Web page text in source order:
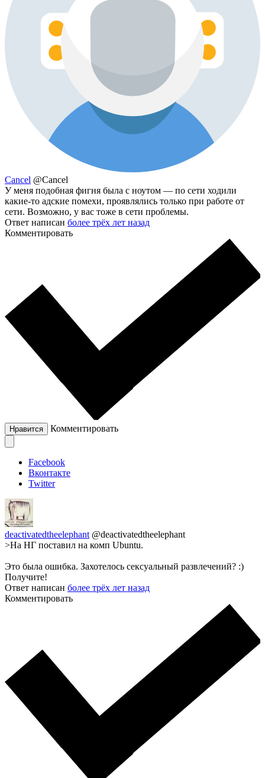
Cancel @Cancel
У меня подобная фигня была с ноутом — по сети ходили
какие-то адские помехи, проявлялись только при работе от
сети. Возможно, у вас тоже в сети проблемы.
Ответ написан более трёх лет назад
Комментировать
Нравится Комментировать
Facebook
Вконтакте
Twitter
deactivatedtheelephant @deactivatedtheelephant
>На НГ поставил на комп Ubuntu.
Это была ошибка. Захотелось сексуальный развлечений? :)
Получите!
Ответ написан более трёх лет назад
Комментировать